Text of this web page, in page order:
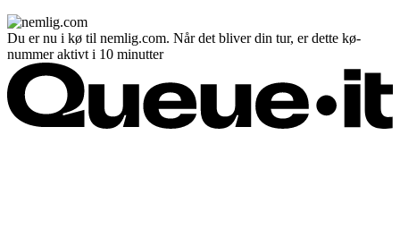
Du er nu i kø til nemlig.com. Når det bliver din tur, er dette kø-
nummer aktivt i 10 minutter